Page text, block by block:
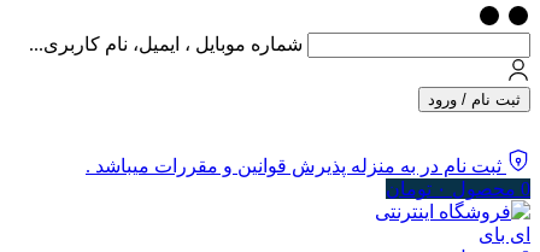
شماره موبایل ، ایمیل، نام کاربری...
ثبت نام / ورود
ثبت نام در به منزله پذیرش قوانین و مقررات میباشد .
0 محصول ۰ تومان